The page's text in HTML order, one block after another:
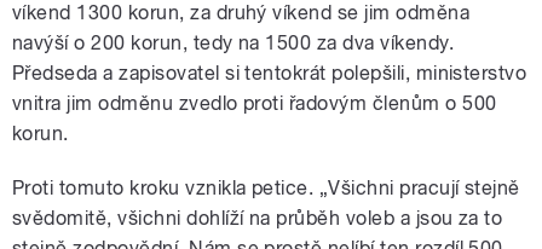
víkend 1300 korun, za druhý víkend se jim odměna
navýší o 200 korun, tedy na 1500 za dva víkendy.
Předseda a zapisovatel si tentokrát polepšili, ministerstvo
vnitra jim odměnu zvedlo proti řadovým členům o 500
korun.
Proti tomuto kroku vznikla petice. „Všichni pracují stejně
svědomitě, všichni dohlíží na průběh voleb a jsou za to